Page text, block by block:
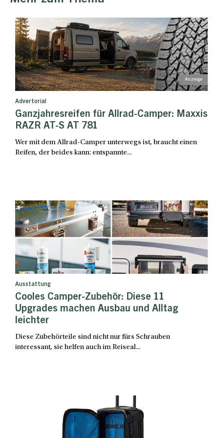
Advertorial
Ganzjahresreifen für Allrad-Camper: Maxxis
RAZR AT-S AT 781
Wer mit dem Allrad-Camper unterwegs ist, braucht einen
Reifen, der beides kann: entspannte...
Ausstattung
Cooles Camper-Zubehör: Diese 11
Upgrades machen Ausbau und Alltag
leichter
Diese Zubehörteile sind nicht nur fürs Schrauben
interessant, sie helfen auch im Reiseal...